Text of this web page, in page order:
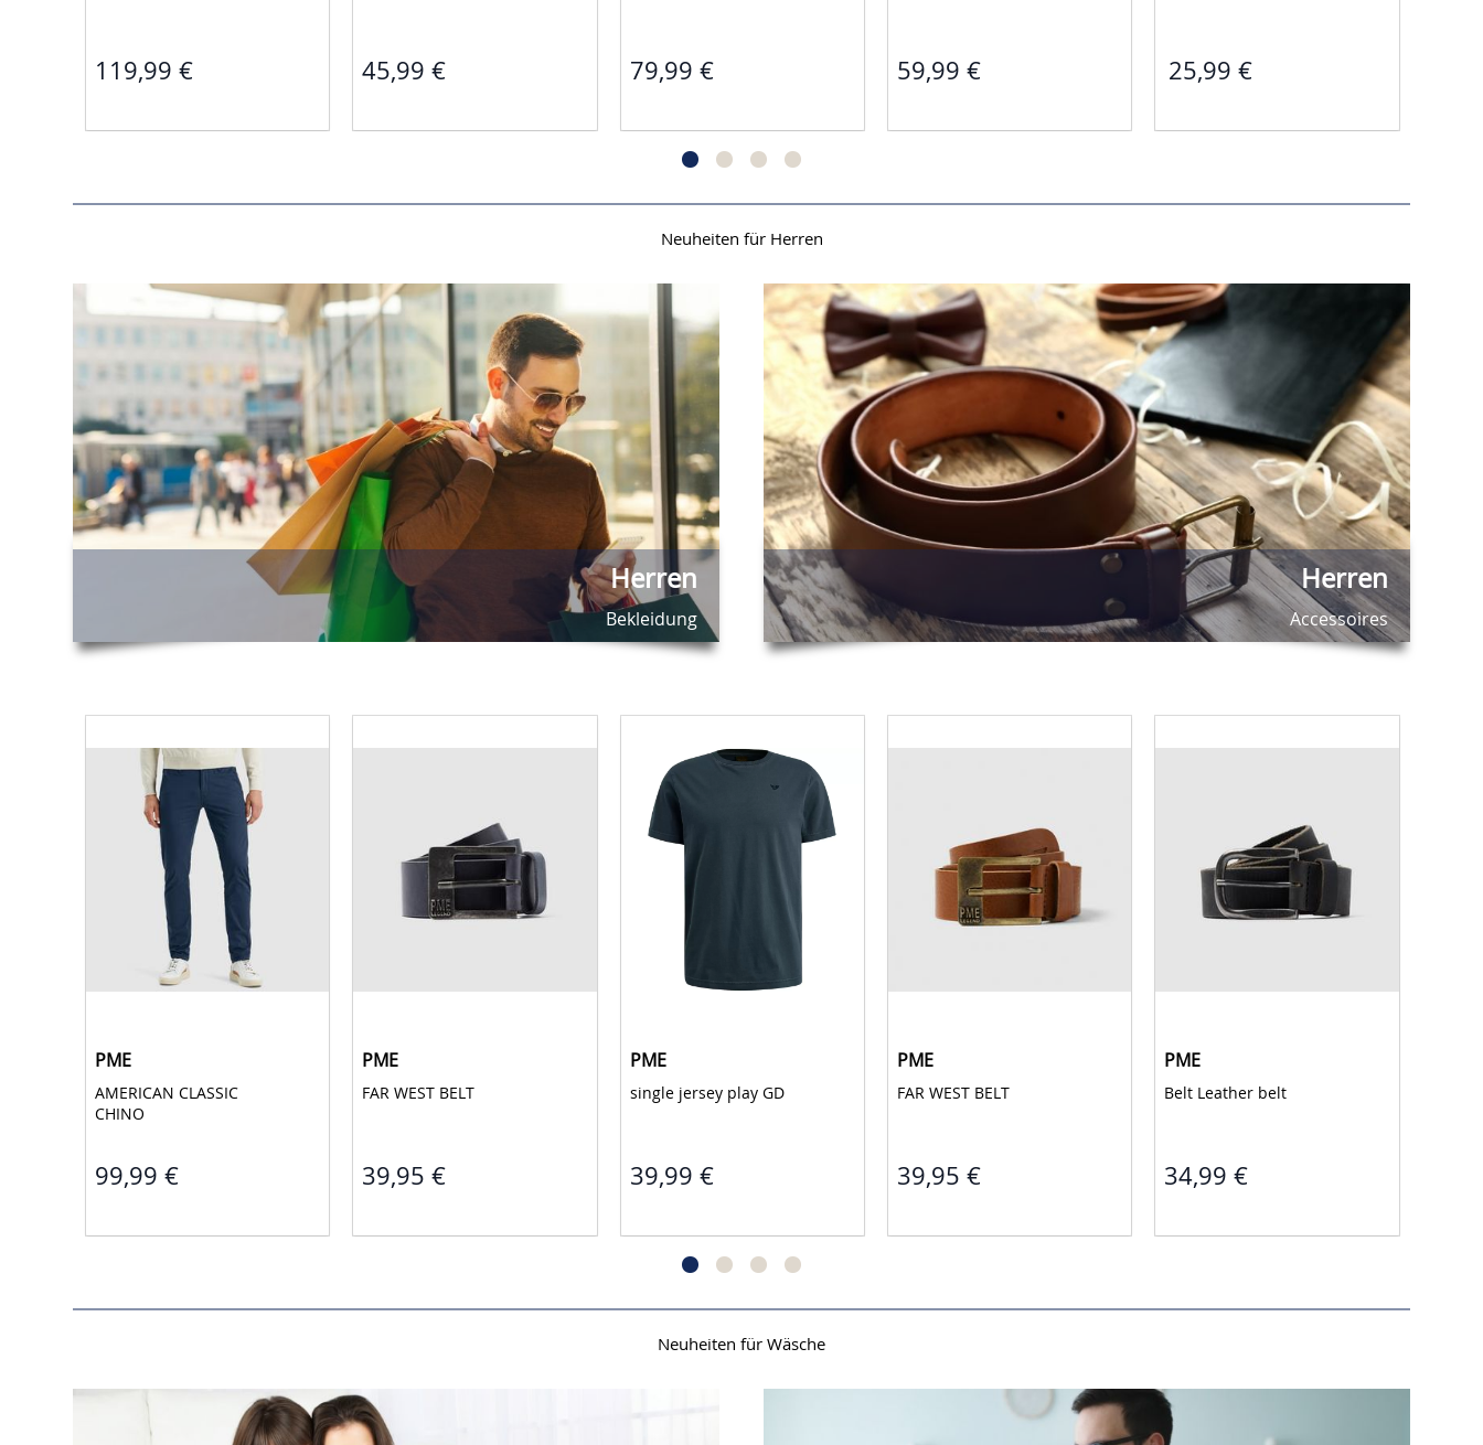
119,99 € 45,99 € 79,99 € 59,99 € 25,99 €
Neuheiten für Herren
Herren
Bekleidung
Herren
Accessoires
PME
AMERICAN CLASSIC
CHINO
99,99 €
PME
FAR WEST BELT
39,95 €
PME
single jersey play GD
39,99 €
PME
FAR WEST BELT
39,95 €
PME
Belt Leather belt
34,99 €
Neuheiten für Wäsche